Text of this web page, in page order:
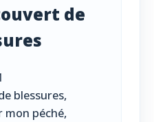
de
blessures,
péché,